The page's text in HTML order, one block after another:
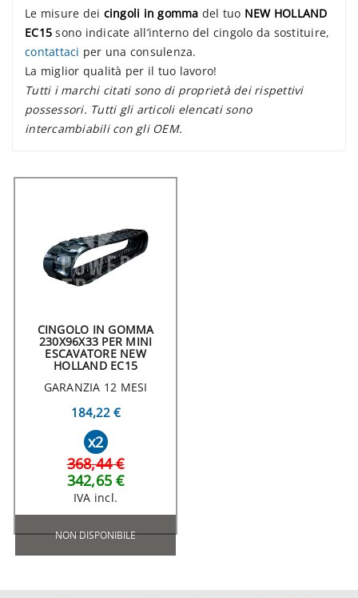
Le misure dei cingoli in gomma del tuo NEW HOLLAND
EC15 sono indicate all’interno del cingolo da sostituire,
contattaci per una consulenza.
La miglior qualità per il tuo lavoro!
Tutti i marchi citati sono di proprietà dei rispettivi
possessori. Tutti gli articoli elencati sono
intercambiabili con gli OEM.
CINGOLO IN GOMMA
230X96X33 PER MINI
ESCAVATORE NEW
HOLLAND EC15
GARANZIA 12 MESI
184,22 €
x2
368,44 €
342,65 €
IVA incl.
NON DISPONIBILE